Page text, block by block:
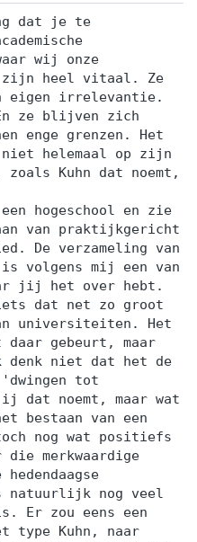
dat je te
wij onze
zijn heel vitaal. Ze
eigen irrelevantie.
ze blijven zich
enge grenzen. Het
niet helemaal op zijn
Kuhn dat noemt,
hogeschool en zie
van praktijkgericht
De verzameling van
is volgens mij een van
jij het over hebt.
iets dat net zo groot
universiteiten. Het
gebeurt, maar
niet dat het de
tot
dat noemt, maar wat
bestaan van een
nog wat positiefs
die merkwaardige
natuurlijk nog veel
Er zou eens een
type Kuhn, naar